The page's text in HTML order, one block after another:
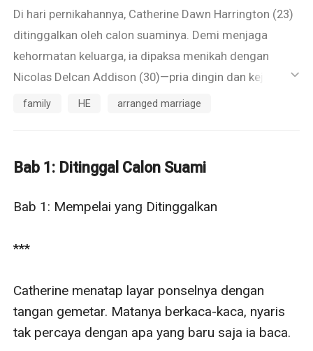
Di hari pernikahannya, Catherine Dawn Harrington (23)
ditinggalkan oleh calon suaminya. Demi menjaga
kehormatan keluarga, ia dipaksa menikah dengan
Nicolas Delcan Addison (30)—pria dingin dan kejam
yang sama sekali tidak menginginkannya. Pernikahan
Namun, di balik pernikahan penuh luka ini, terungkap
nyawanya demi menguasai warisan keluarga. Ketika
hanya satu orang yang datang menyelamatkannya—
Akankah kebencian di antara mereka berubah menjadi
cinta? Atau justru berakhir dalam kehancuran?
Sequel—Tergoda Istri Pengganti
ic_default
family HE arranged marriage
Bab 1: Ditinggal Calon Suami
Bab 1: Mempelai yang Ditinggalkan
***
Catherine menatap layar ponselnya dengan
tangan gemetar. Matanya berkaca-kaca, nyaris
tak percaya dengan apa yang baru saja ia baca.